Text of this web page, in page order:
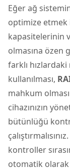
Eğer ağ
optimize etmek
kapasitelerinin
olmasına özen
farklı
kullanılması,
mahkum
cihazınızın
bütünlüğü
kontroller
otomatik